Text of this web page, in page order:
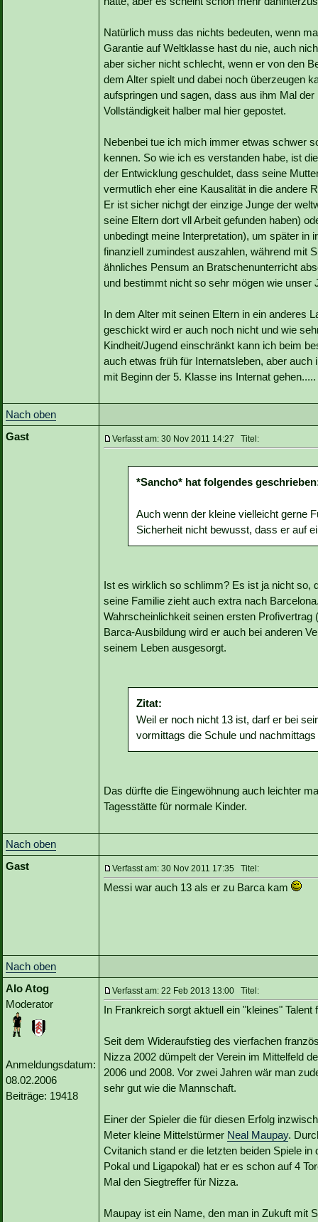
Natürlich muss das nichts bedeuten, wenn
Garantie auf Weltklasse hast du nie, auch
aber sicher nicht schlecht, wenn er von den
dem Alter spielt und dabei noch überzeugen
aufspringen und sagen, dass aus ihm Mal
Vollständigkeit halber mal hier gepostet.
Nebenbei tue ich mich immer etwas schwer
kennen. So wie ich es verstanden habe, ist
der Entwicklung geschuldet, dass seine
vermutlich eher eine Kausalität in die andere
Er ist sicher nichgt der einzige Junge der
seine Eltern dort vll Arbeit gefunden haben)
unbedingt meine Interpretation), um später
finanziell zumindest auszahlen, während mit
ähnliches Pensum an Bratschenunterricht
und bestimmt nicht so sehr mögen wie unser
In dem Alter mit seinen Eltern in ein anderes
geschickt wird er auch noch nicht und wie
Kindheit/Jugend einschränkt kann ich beim
auch etwas früh für Internatsleben, aber
mit Beginn der 5. Klasse ins Internat gehen.....
Nach oben
Gast
Verfasst am: 30 Nov 2011 14:27 Titel:
*Sancho* hat folgendes
Auch wenn der kleine vielleicht gerne
Sicherheit nicht bewusst, dass er auf
Ist es wirklich so schlimm? Es ist ja nicht so,
seine Familie zieht auch extra nach
Wahrscheinlichkeit seinen ersten
Barca-Ausbildung wird er auch bei anderen
seinem Leben ausgesorgt.
Zitat:
Weil er noch nicht 13 ist, darf er bei
vormittags die Schule und nachmittags
Das dürfte die Eingewöhnung auch leichter
Tagesstätte für normale Kinder.
Nach oben
Gast
Verfasst am: 30 Nov 2011 17:35 Titel:
Messi war auch 13 als er zu Barca kam
Nach oben
Alo Atog
Moderator
Anmeldungsdatum:
08.02.2006
Beiträge: 19418
Verfasst am: 22 Feb 2013 13:00 Titel:
In Frankreich sorgt aktuell ein "kleines" Talent
Seit dem Wideraufstieg des vierfachen
Nizza 2002 dümpelt der Verein im Mittelfeld
2006 und 2008. Vor zwei Jahren wär man
sehr gut wie die Mannschaft.
Einer der Spieler die für diesen Erfolg
Meter kleine Mittelstürmer Neal Maupay.
Cvitanich stand er die letzten beiden Spiele
Pokal und Ligapokal) hat er es schon auf 4
Mal den Siegtreffer für Nizza.
Maupay ist ein Name, den man in Zukuft mit